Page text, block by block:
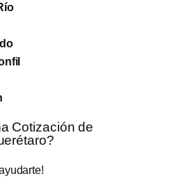
Cotización de